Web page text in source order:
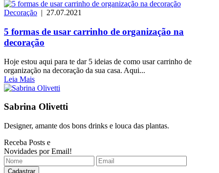
Decoração | 27.07.2021
5 formas de usar carrinho de organização na
decoração
Hoje estou aqui para te dar 5 ideias de como usar carrinho de
organização na decoração da sua casa. Aqui...
Leia Mais
Sabrina Olivetti
Designer, amante dos bons drinks e louca das plantas.
Receba Posts e
Novidades por Email!